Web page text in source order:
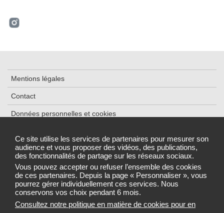
Ce site utilise les services de partenaires pour mesurer son
audience et vous proposer des vidéos, des publications,
des fonctionnalités de partage sur les réseaux sociaux.
Vous pouvez accepter ou refuser l’ensemble des cookies
de ces partenaires. Depuis la page « Personnaliser », vous
pourrez gérer individuellement ces services. Nous
conservons vos choix pendant 6 mois.
Consultez notre politique en matière de cookies pour en
Mentions légales
Contact
Données personnelles et cookies
Accessibilité : partiellement conforme
Gestion des cookies